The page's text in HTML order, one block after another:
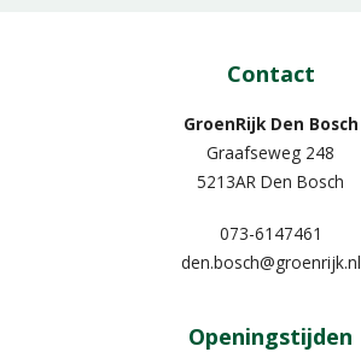
Contact
GroenRijk Den Bosch
Graafseweg 248
5213AR Den Bosch
073-6147461
den.bosch@groenrijk.nl
Openingstijden